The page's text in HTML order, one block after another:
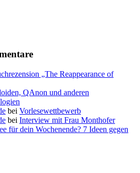
„The Reappearance of
QAnon und anderen
bei Vorlesewettbewerb
bei Interview mit Frau Monthofer
für dein Wochenende? 7 Ideen gegen